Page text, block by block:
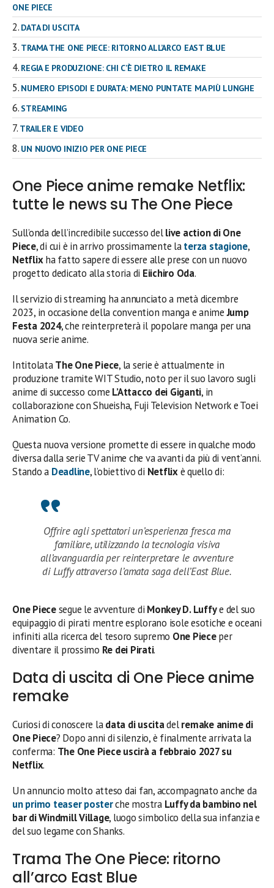
ONE PIECE
DATA DI USCITA
TRAMA THE ONE PIECE: RITORNO ALL’ARCO EAST BLUE
REGIA E PRODUZIONE: CHI C’È DIETRO IL REMAKE
NUMERO EPISODI E DURATA: MENO PUNTATE MA PIÙ LUNGHE
STREAMING
TRAILER E VIDEO
UN NUOVO INIZIO PER ONE PIECE
One Piece anime remake Netflix:
tutte le news su The One Piece
Sull’onda dell’incredibile successo dellive action di One
Piece, di cui è in arrivo prossimamente laterza stagione,
Netflixha fatto sapere di essere alle prese con un nuovo
progetto dedicato alla storia di Eiichiro Oda.
Il servizio di streaming ha annunciato a metà dicembre
2023, in occasione della convention manga e animeJump
Festa 2024, che reinterpreterà il popolare manga per una
nuova serie anime.
IntitolataThe One Piece, la serie è attualmente in
produzione tramite WIT Studio, noto per il suo lavoro sugli
anime di successo come L’Attacco dei Giganti, in
collaborazione con Shueisha, Fuji Television Network e Toei
Animation Co.
Questa nuova versione promette di essere in qualche modo
diversa dalla serie TV anime che va avanti da più di vent’anni.
Stando a Deadline, l’obiettivo di Netflixè quello di:
Offrire agli spettatori un’esperienza fresca ma
familiare, utilizzando la tecnologia visiva
all’avanguardia per reinterpretare le avventure
di Luffy attraverso l’amata saga dell’East Blue.
One Piecesegue le avventure di Monkey D. Luffye del suo
equipaggio di pirati mentre esplorano isole esotiche e oceani
infiniti alla ricerca del tesoro supremo One Pieceper
diventare il prossimo Re dei Pirati.
Data di uscita di One Piece anime
remake
Curiosi di conoscere ladata di uscitadelremake anime di
One Piece? Dopo anni di silenzio, è finalmente arrivata la
conferma: The One Piece uscirà a febbraio 2027 su
Netflix.
Un annuncio molto atteso dai fan, accompagnato anche da
un primo teaser posterche mostra Luffy da bambino nel
bar di Windmill Village, luogo simbolico della sua infanzia e
del suo legame con Shanks.
Trama The One Piece: ritorno
all’arco East Blue